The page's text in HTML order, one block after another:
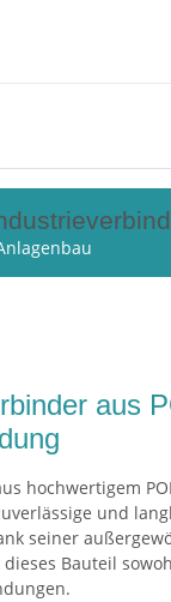
aus
hochwertigem
und
seiner
Bauteil